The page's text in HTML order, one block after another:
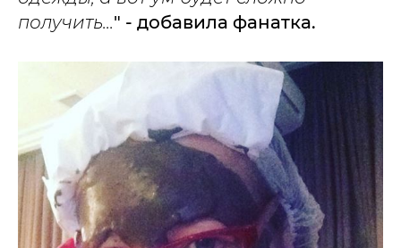
получить..." - добавила фанатка.